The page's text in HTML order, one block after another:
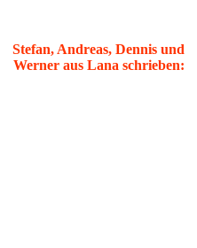
Stefan, Andreas, Dennis und
Werner aus Lana schrieben: